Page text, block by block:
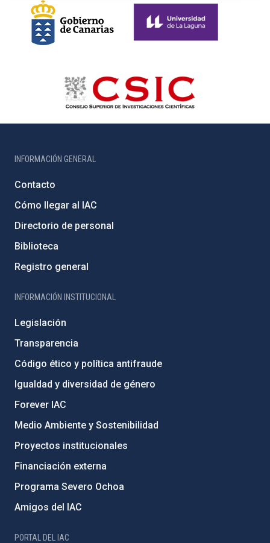
INFORMACIÓN GENERAL
Contacto
Cómo llegar al IAC
Directorio de personal
Biblioteca
Registro general
INFORMACIÓN INSTITUCIONAL
Legislación
Transparencia
Código ético y política antifraude
Igualdad y diversidad de género
Forever IAC
Medio Ambiente y Sostenibilidad
Proyectos institucionales
Financiación externa
Programa Severo Ochoa
Amigos del IAC
PORTAL DEL IAC